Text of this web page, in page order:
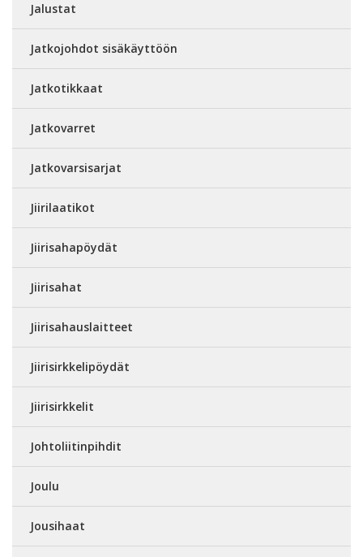
Jalustat
Jatkojohdot sisäkäyttöön
Jatkotikkaat
Jatkovarret
Jatkovarsisarjat
Jiirilaatikot
Jiirisahapöydät
Jiirisahat
Jiirisahauslaitteet
Jiirisirkkelipöydät
Jiirisirkkelit
Johtoliitinpihdit
Joulu
Jousihaat